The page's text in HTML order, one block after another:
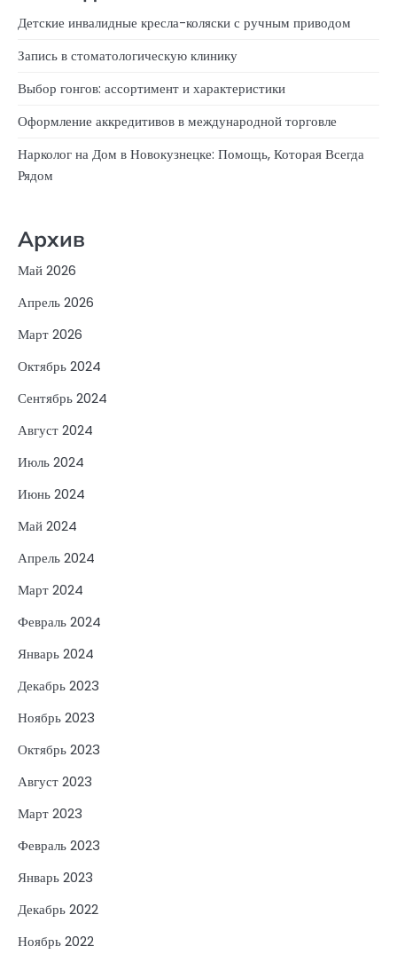
Детские инвалидные кресла-коляски с ручным приводом
Запись в стоматологическую клинику
Выбор гонгов: ассортимент и характеристики
Оформление аккредитивов в международной торговле
Нарколог на Дом в Новокузнецке: Помощь, Которая Всегда
Рядом
Архив
Май 2026
Апрель 2026
Март 2026
Октябрь 2024
Сентябрь 2024
Август 2024
Июль 2024
Июнь 2024
Май 2024
Апрель 2024
Март 2024
Февраль 2024
Январь 2024
Декабрь 2023
Ноябрь 2023
Октябрь 2023
Август 2023
Март 2023
Февраль 2023
Январь 2023
Декабрь 2022
Ноябрь 2022